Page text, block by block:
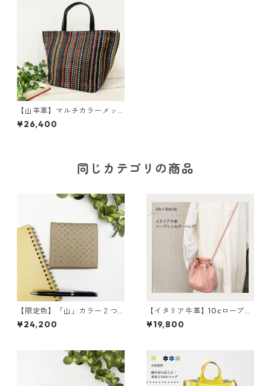
【山羊革】マルチカラーメッ
シュ極軽台形トートバッグ〈2
色展開〉 本革 レザーメッ
¥26,400
同じカテゴリの商品
【限定色】「山」カラー２つ
折り財布 <4色展開> 本革
牛革 レザーウォレット 革
¥24,200
【イタリア牛革】10cロープシ
ョルダー〈8色展開＋限定4
色〉 イタリア牛革 軽い
¥19,800